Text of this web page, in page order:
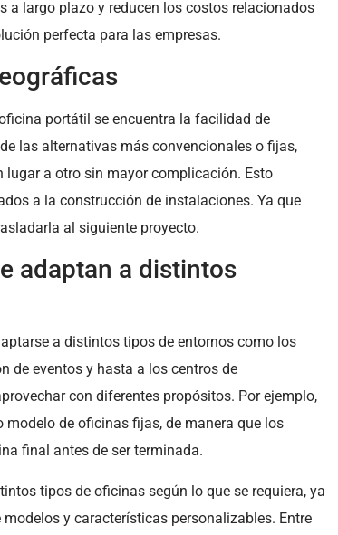
a largo plazo y reducen los costos relacionados
perfecta para las empresas.
portátil se encuentra la facilidad de
las alternativas más convencionales o fijas,
a otro sin mayor complicación. Esto
a la construcción de instalaciones. Ya que
al siguiente proyecto.
adaptan a distintos
a distintos tipos de entornos como los
de eventos y hasta a los centros de
con diferentes propósitos. Por ejemplo,
de oficinas fijas, de manera que los
final antes de ser terminada.
tipos de oficinas según lo que se requiera, ya
y características personalizables. Entre